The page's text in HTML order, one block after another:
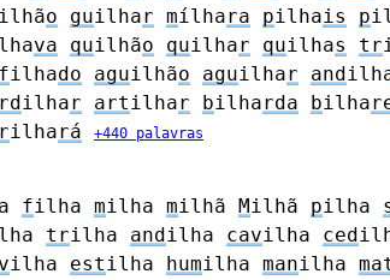
ilhão guilhar mílhara pilhais p
va quilhão quilhar quilhas tr
ilhado aguilhão aguilhar and
ilhar artilhar bilharda bilha
ilhará +440 palavras
filha milha milhã Milhã pilha
trilha andilha cavilha ced
ilha estilha humilha manilha